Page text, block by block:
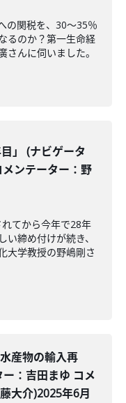
の関税を、30〜35％
るのか？第一生命経
んに伺いました。
」 (ナビゲータ
ンテーター：野
てから今年で28年
締め付けが続き、
大学教授の野嶋剛さ
産物の輸入再
：吉田まゆ コメ
大介)2025年6月